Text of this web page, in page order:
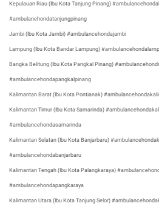
Kepulauan Riau (Ibu Kota Tanjung Pinang)
#ambulanehondatanjungpinang
Jambi (Ibu Kota Jambi) #ambulancehondajambi
Lampung (Ibu Kota Bandar Lampung)
Bangka Belitung (Ibu Kota Pangkal Pinang)
#ambulancehondapangkalpinang
Kalimantan Barat (Ibu Kota Pontianak)
Kalimantan Timur (Ibu Kota Samarinda)
#ambulancehondasamarinda
Kalimantan Selatan (Ibu Kota Banjarbaru)
#ambulancehondabanjarbaru
Kalimantan Tengah (Ibu Kota Palangkaraya)
#ambulancehondapangkaraya
Kalimantan Utara (Ibu Kota Tanjung Selor)